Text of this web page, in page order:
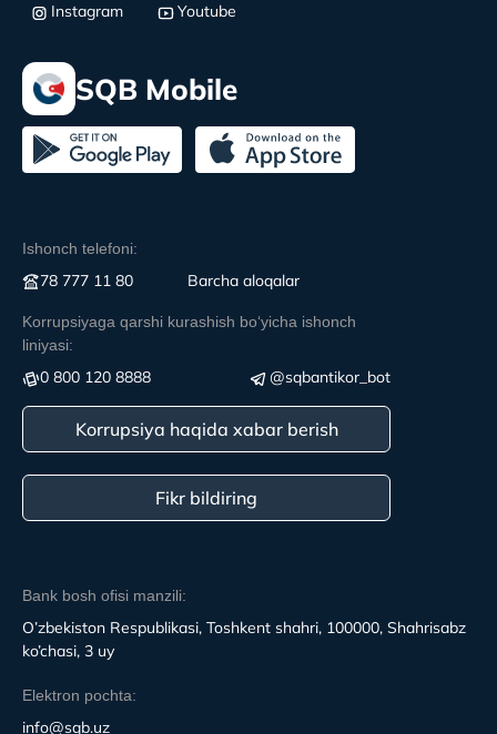
Bank bosh ofisi manzili:
O’zbekiston Respublikasi, Toshkent shahri, 100000, Shahrisabz
ko’chasi, 3 uy
Elektron pochta:
info@sqb.uz
Instagram
Youtube
SQB Mobile
Ishonch telefoni:
78 777 11 80 Вarcha aloqalar
Korrupsiyaga qarshi kurashish boʻyicha ishonch
liniyasi:
0 800 120 8888 @sqbantikor_bot
Korrupsiya haqida xabar berish
Fikr bildiring